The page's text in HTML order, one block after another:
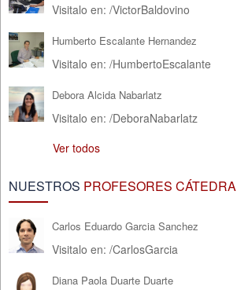
Visitalo en: /VictorBaldovino
Humberto Escalante Hernandez
Visitalo en: /HumbertoEscalante
Debora Alcida Nabarlatz
Visitalo en: /DeboraNabarlatz
Ver todos
NUESTROS PROFESORES CÁTEDRA
Carlos Eduardo Garcia Sanchez
Visitalo en: /CarlosGarcia
Diana Paola Duarte Duarte